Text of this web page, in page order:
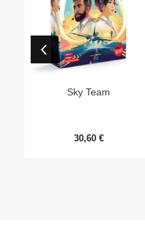
Sky Team
30,60 €